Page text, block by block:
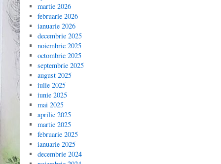
martie 2026
februarie 2026
ianuarie 2026
decembrie 2025
noiembrie 2025
octombrie 2025
septembrie 2025
august 2025
iulie 2025
iunie 2025
mai 2025
aprilie 2025
martie 2025
februarie 2025
ianuarie 2025
decembrie 2024